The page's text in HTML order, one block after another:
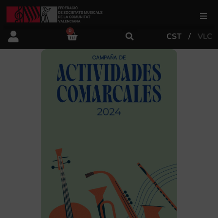
FSMCV
Áreas de gestión
Área educativa
Actualidad
0
CST VLC